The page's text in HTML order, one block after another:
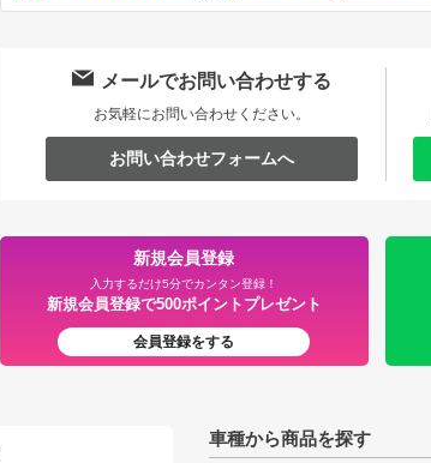
メールでお問い合わせする
お気軽にお問い合わせください。
お問い合わせフォームへ
新規会員登録
入力するだけ5分でカンタン登録！
新規会員登録で500ポイントプレゼント
会員登録をする
車種から商品を探す